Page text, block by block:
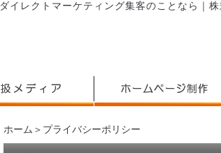
イレクトマーケティング集客のことなら｜
ホーム ＞プライバシーポリシー